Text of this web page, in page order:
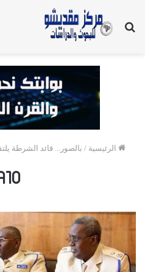
بحث
الرئيسية / بالصور... قائد الشرطة